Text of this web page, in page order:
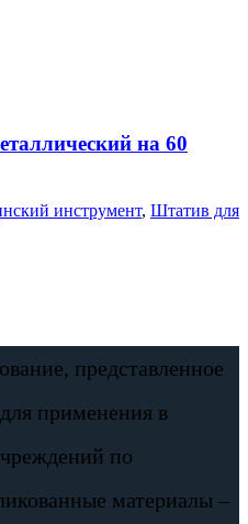
на 60
инструмент, Штатив для
представленное
применения в
по
материалы –